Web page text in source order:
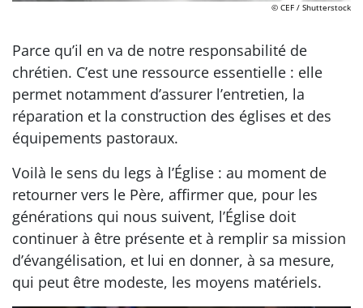
© CEF / Shutterstock
Parce qu’il en va de notre responsabilité de
chrétien. C’est une ressource essentielle : elle
permet notamment d’assurer l’entretien, la
réparation et la construction des églises et des
équipements pastoraux.
Voilà le sens du legs à l’Église : au moment de
retourner vers le Père, affirmer que, pour les
générations qui nous suivent, l’Église doit
continuer à être présente et à remplir sa mission
d’évangélisation, et lui en donner, à sa mesure,
qui peut être modeste, les moyens matériels.